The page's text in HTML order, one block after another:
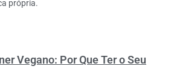
própria.
Vegano: Por Que Ter o Seu